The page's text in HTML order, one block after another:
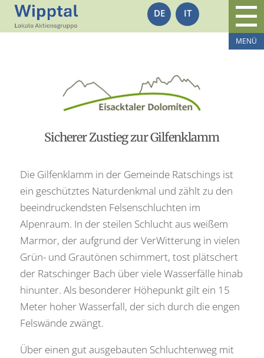
DE IT
Sicherer Zustieg zur Gilfenklamm
Die Gilfenklamm in der Gemeinde Ratschings ist
ein geschütztes Naturdenkmal und zählt zu den
beeindruckendsten Felsenschluchten im
Alpenraum. In der steilen Schlucht aus weißem
Marmor, der aufgrund der VerWitterung in vielen
Grün- und Grautönen schimmert, tost plätschert
der Ratschinger Bach über viele Wasserfälle hinab
hinunter. Als besonderer Höhepunkt gilt ein 15
Meter hoher Wasserfall, der sich durch die engen
Felswände zwängt.
Über einen gut ausgebauten Schluchtenweg mit